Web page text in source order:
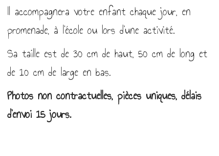
Il accompagnera votre enfant chaque jour, en
promenade, à l’école ou lors d’une activité.
Sa taille est de 30 cm de haut, 50 cm de long et
de 10 cm de large en bas.
Photos non contractuelles, pièces uniques, délais
d’envoi 15 jours.